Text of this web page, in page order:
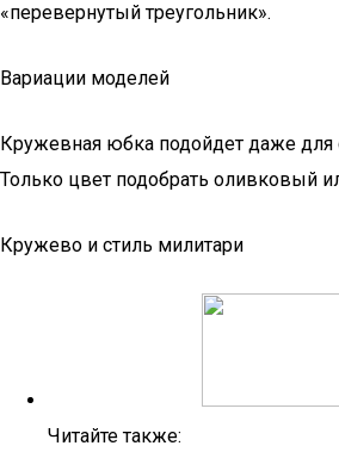
«перевернутый треугольник».
Вариации моделей
Кружевная юбка подойдет даже для
Только цвет подобрать оливковый
Кружево и стиль милитари
Читайте также: